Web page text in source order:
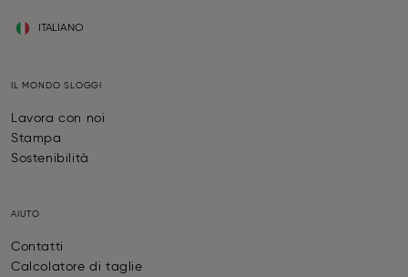
ITALIANO
IL MONDO SLOGGI
Lavora con noi
Stampa
Sostenibilità
AIUTO
Contatti
Calcolatore di taglie